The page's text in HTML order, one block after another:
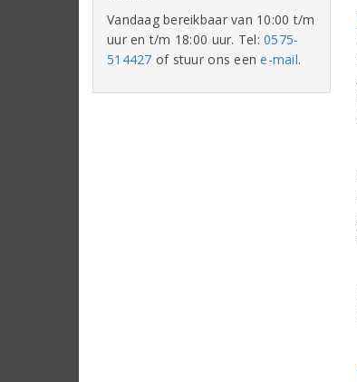
Vandaag bereikbaar van 10:00 t/m
uur en t/m 18:00 uur. Tel:0575-
514427 of stuur ons eene-mail.